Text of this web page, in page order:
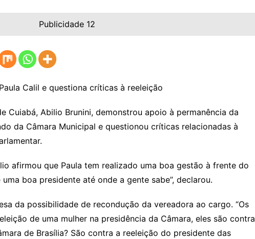
Publicidade 12
Cuiabá, Abilio Brunini, demonstrou apoio à permanência da
da Câmara Municipal e questionou críticas relacionadas à
afirmou que Paula tem realizado uma boa gestão à frente do
boa presidente até onde a gente sabe”, declarou.
da possibilidade de recondução da vereadora ao cargo. “Os
de uma mulher na presidência da Câmara, eles são contra
de Brasília? São contra a reeleição do presidente das